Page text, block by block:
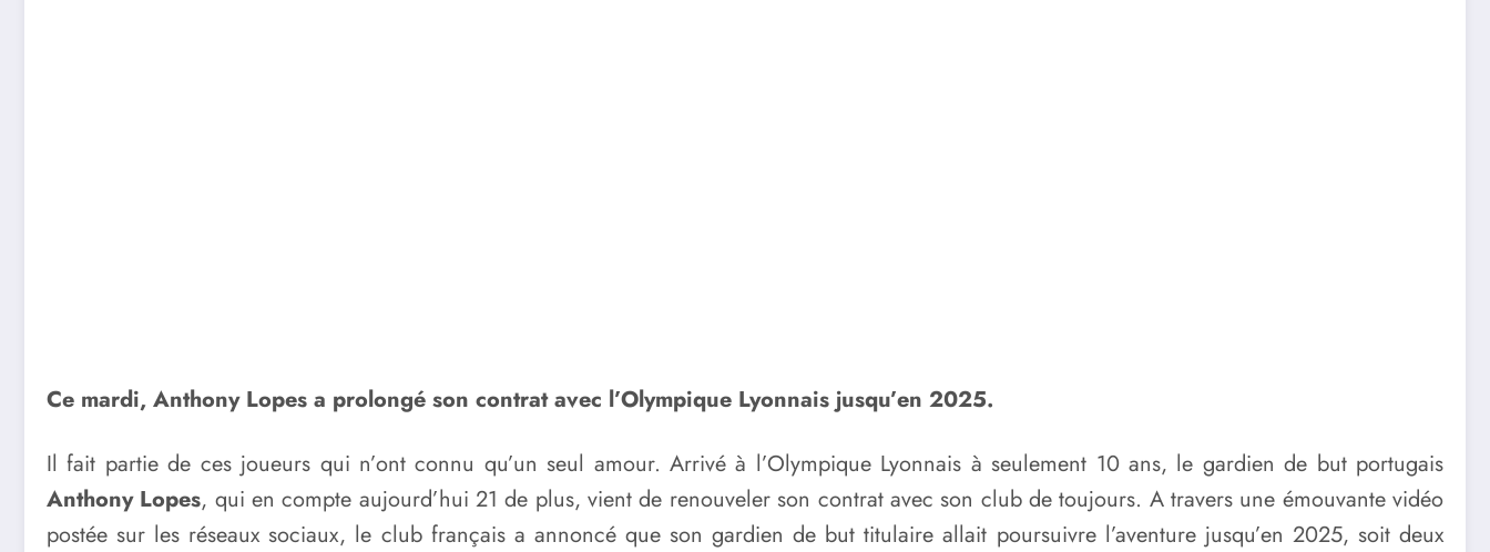
Ce mardi, Anthony Lopes a prolongé son contrat avec l’Olympique Lyonnais jusqu’en 2025.
Il fait partie de ces joueurs qui n’ont connu qu’un seul amour. Arrivé à l’Olympique Lyonnais à seulement 10 ans, le gardien de but portugais
Anthony Lopes, qui en compte aujourd’hui 21 de plus, vient de renouveler son contrat avec son club de toujours. A travers une émouvante vidéo
postée sur les réseaux sociaux, le club français a annoncé que son gardien de but titulaire allait poursuivre l’aventure jusqu’en 2025, soit deux